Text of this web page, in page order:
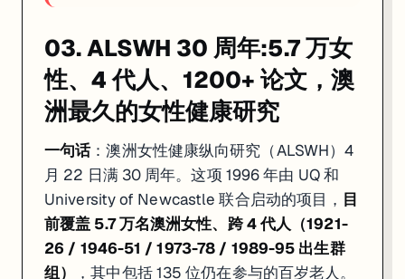
03. ALSWH 30 周年:5.7 万女
性、4 代人、1200+ 论文，澳
洲最久的女性健康研究
一句话：澳洲女性健康纵向研究（ALSWH）4
月 22 日满 30 周年。这项 1996 年由 UQ 和
University of Newcastle 联合启动的项目， 目
前覆盖 5.7 万名澳洲女性、跨 4 代人（1921-
26 / 1946-51 / 1973-78 / 1989-95 出生群
组）
，其中包括 135 位仍在参与的百岁老人。